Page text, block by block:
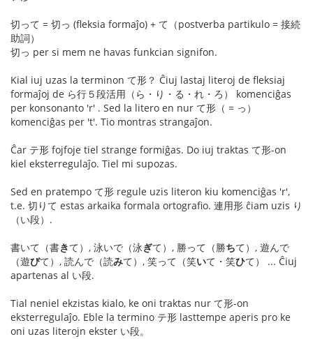
切って = 切っ (fleksia formaĵo) + て（postverba partikulo = 接続
助詞）
切っ per si mem ne havas funkcian signifon.
Kial iuj uzas la terminon て形？ Ĉiuj lastaj literoj de fleksiaj
formaĵoj de ら行５段活用（ら・り・る・れ・ろ） komenciĝas
per konsonanto 'r' . Sed la litero en nur て形（ = っ）
komenciĝas per 't'. Tio montras strangaĵon.
Ĉar テ形 fojfoje tiel strange formiĝas. Do iuj traktas て形-on
kiel eksterregulaĵo. Tiel mi supozas.
Sed en pratempo て形 regule uzis literon kiu komenciĝas 'r',
t.e. 切りて estas arkaika formala ortografio. 連用形 ĉiam uzis り
（い段）.
書いて（書きて）, 泳いで（泳ぎて）, 勝って（勝ちて）, 遊んで
（遊びて）, 読んで（読みて）, 笑って（笑いて・笑ひて） ... Ĉiuj
apartenas al い段.
Tial neniel ekzistas kialo, ke oni traktas nur て形-on
eksterregulaĵo. Eble la termino テ形 lasttempe aperis pro ke
oni uzas literojn ekster い段。